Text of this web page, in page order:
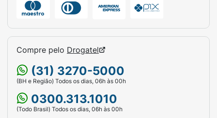
Compre pelo Drogatel
(31) 3270-5000
(BH e Região) Todos os dias, 06h às 00h
0300.313.1010
(Todo Brasil) Todos os dias, 06h às 00h